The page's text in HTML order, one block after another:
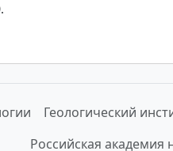
Геологический
Российская академия